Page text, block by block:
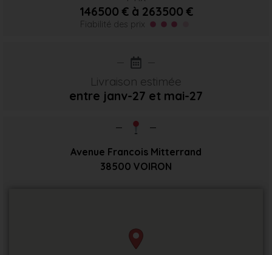
146500 € à 263500 €
Fiabilité des prix
Livraison estimée
entre janv-27 et mai-27
Avenue Francois Mitterrand
38500 VOIRON